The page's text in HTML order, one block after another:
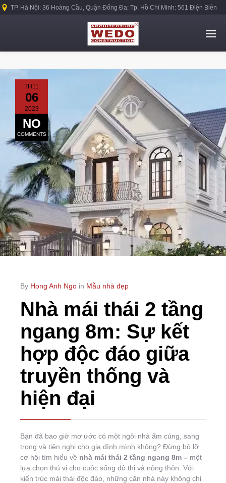
TP. Hà Nội: 36 Hoàng Cầu, Quận Đống Đa; Tp. Hồ Chí Minh: 561 Điện Biên
TH11
06
2023
NO
COMMENTS
By Hong Anh Ngo in Mẫu nhà đẹp
Nhà mái thái 2 tầng
ngang 8m: Sự kết
hợp độc đáo giữa
truyền thống và
hiện đại
Bạn đã bao giờ mơ ước có một ngôi nhà ấm cúng, sang
trọng và tiện nghi cho gia đình mình không? Đừng bỏ lỡ
cơ hội tìm hiểu về nhà mái thái 2 tầng ngang 8m – một
lựa chọn thú vị cho cuộc sống đô thị và nông thôn. Với
kiến trúc mái thái độc đáo, những căn nhà này không chỉ